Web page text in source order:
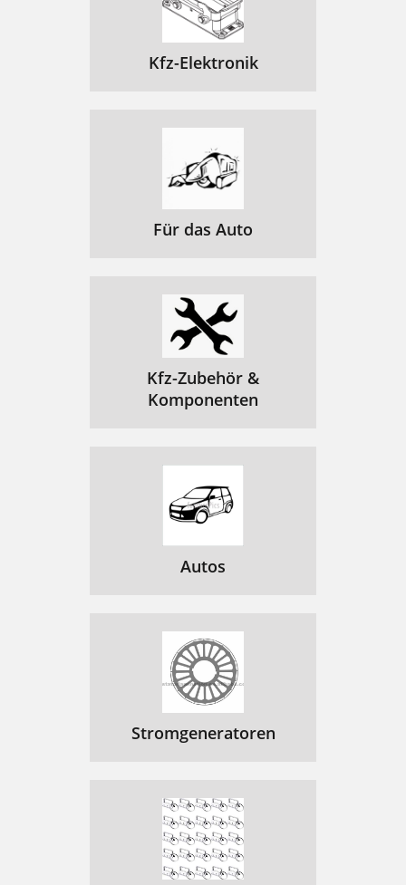
Kfz-Elektronik
Für das Auto
Kfz-Zubehör &
Komponenten
Autos
Stromgeneratoren